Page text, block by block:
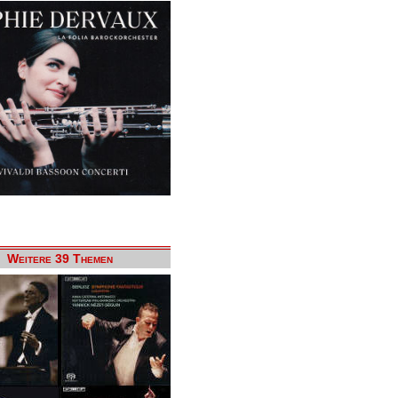
Weitere 39 Themen